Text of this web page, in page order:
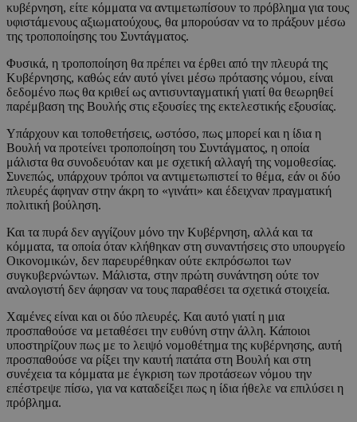
κυβέρνηση, είτε κόμματα να αντιμετωπίσουν το πρόβλημα για τους
υφιστάμενους αξιωματούχους, θα μπορούσαν να το πράξουν μέσω
της τροποποίησης του Συντάγματος.
Φυσικά, η τροποποίηση θα πρέπει να έρθει από την πλευρά της
Κυβέρνησης, καθώς εάν αυτό γίνει μέσω πρότασης νόμου, είναι
δεδομένο πως θα κριθεί ως αντισυνταγματική γιατί θα θεωρηθεί
παρέμβαση της Βουλής στις εξουσίες της εκτελεστικής εξουσίας.
Υπάρχουν και τοποθετήσεις, ωστόσο, πως μπορεί και η ίδια η
Βουλή να προτείνει τροποποίηση του Συντάγματος, η οποία
μάλιστα θα συνοδευόταν και με σχετική αλλαγή της νομοθεσίας.
Συνεπώς, υπάρχουν τρόποι να αντιμετωπιστεί το θέμα, εάν οι δύο
πλευρές άφηναν στην άκρη το «γινάτι» και έδειχναν πραγματική
πολιτική βούληση.
Και τα πυρά δεν αγγίζουν μόνο την Κυβέρνηση, αλλά και τα
κόμματα, τα οποία όταν κλήθηκαν στη συναντήσεις στο υπουργείο
Οικονομικών, δεν παρευρέθηκαν ούτε εκπρόσωποι των
συγκυβερνώντων. Μάλιστα, στην πρώτη συνάντηση ούτε τον
αναλογιστή δεν άφησαν να τους παραθέσει τα σχετικά στοιχεία.
Χαμένες είναι και οι δύο πλευρές. Και αυτό γιατί η μια
προσπαθούσε να μεταθέσει την ευθύνη στην άλλη. Κάποιοι
υποστηρίζουν πως με το λειψό νομοθέτημα της κυβέρνησης, αυτή
προσπαθούσε να ρίξει την καυτή πατάτα στη Βουλή και στη
συνέχεια τα κόμματα με έγκριση των προτάσεων νόμου την
επέστρεψε πίσω, για να καταδείξει πως η ίδια ήθελε να επιλύσει η
πρόβλημα.